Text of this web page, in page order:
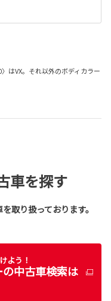
はVX。それ以外のボディカラー
車を探す
取り扱っております。
よう！
の中古車検索は